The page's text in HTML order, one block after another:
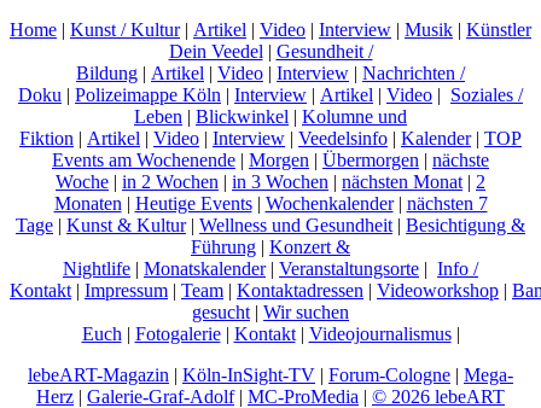
Home | Kunst / Kultur| Artikel | Video | Interview | Musik | Künstler
Dein Veedel | Gesundheit /
Bildung | Artikel | Video | Interview | Nachrichten /
Doku | Polizeimappe Köln | Interview | Artikel | Video | Soziales /
Leben | Blickwinkel | Kolumne und
Fiktion | Artikel | Video | Interview | Veedelsinfo | Kalender| TOP
Events am Wochenende | Morgen | Übermorgen | nächste
Woche | in 2 Wochen | in 3 Wochen | nächsten Monat | 2
Monaten | Heutige Events| Wochenkalender| nächsten 7
Tage | Kunst & Kultur| Wellness und Gesundheit | Besichtigung &
Führung | Konzert &
Nightlife | Monatskalender| Veranstaltungsorte | Info /
Kontakt | Impressum | Team | Kontaktadressen | Videoworkshop |
gesucht | Wir suchen
Euch | Fotogalerie| Kontakt| Videojournalismus|
lebeART-Magazin | Köln-InSight-TV | Forum-Cologne | Mega-
Herz | Galerie-Graf-Adolf| MC-ProMedia | © 2026 lebeART